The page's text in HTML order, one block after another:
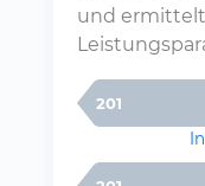
und
201